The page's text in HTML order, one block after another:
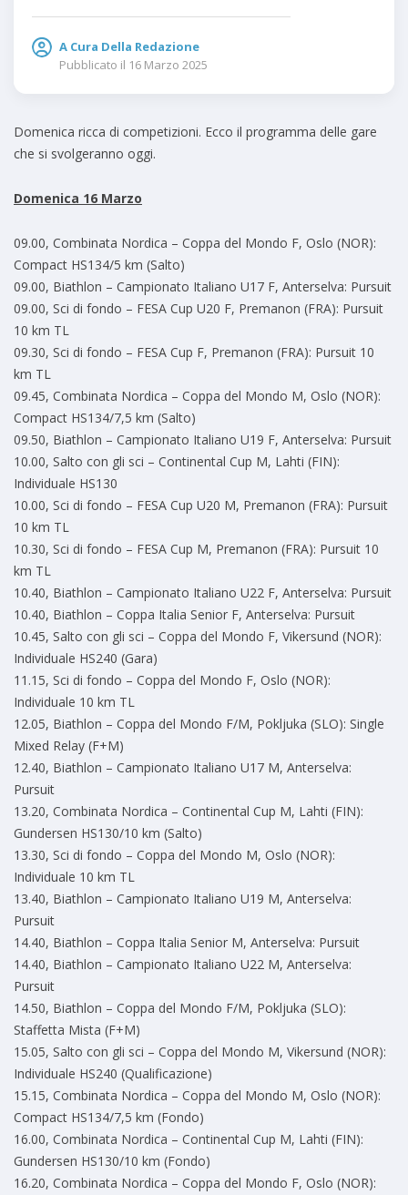
A Cura Della Redazione
Pubblicato il 16 Marzo 2025
Domenica ricca di competizioni. Ecco il programma delle gare
che si svolgeranno oggi.
Domenica 16 Marzo
09.00, Combinata Nordica – Coppa del Mondo F, Oslo (NOR):
Compact HS134/5 km (Salto)
09.00, Biathlon – Campionato Italiano U17 F, Anterselva: Pursuit
09.00, Sci di fondo – FESA Cup U20 F, Premanon (FRA): Pursuit
10 km TL
09.30, Sci di fondo – FESA Cup F, Premanon (FRA): Pursuit 10
km TL
09.45, Combinata Nordica – Coppa del Mondo M, Oslo (NOR):
Compact HS134/7,5 km (Salto)
09.50, Biathlon – Campionato Italiano U19 F, Anterselva: Pursuit
10.00, Salto con gli sci – Continental Cup M, Lahti (FIN):
Individuale HS130
10.00, Sci di fondo – FESA Cup U20 M, Premanon (FRA): Pursuit
10 km TL
10.30, Sci di fondo – FESA Cup M, Premanon (FRA): Pursuit 10
km TL
10.40, Biathlon – Campionato Italiano U22 F, Anterselva: Pursuit
10.40, Biathlon – Coppa Italia Senior F, Anterselva: Pursuit
10.45, Salto con gli sci – Coppa del Mondo F, Vikersund (NOR):
Individuale HS240 (Gara)
11.15, Sci di fondo – Coppa del Mondo F, Oslo (NOR):
Individuale 10 km TL
12.05, Biathlon – Coppa del Mondo F/M, Pokljuka (SLO): Single
Mixed Relay (F+M)
12.40, Biathlon – Campionato Italiano U17 M, Anterselva:
Pursuit
13.20, Combinata Nordica – Continental Cup M, Lahti (FIN):
Gundersen HS130/10 km (Salto)
13.30, Sci di fondo – Coppa del Mondo M, Oslo (NOR):
Individuale 10 km TL
13.40, Biathlon – Campionato Italiano U19 M, Anterselva:
Pursuit
14.40, Biathlon – Coppa Italia Senior M, Anterselva: Pursuit
14.40, Biathlon – Campionato Italiano U22 M, Anterselva:
Pursuit
14.50, Biathlon – Coppa del Mondo F/M, Pokljuka (SLO):
Staffetta Mista (F+M)
15.05, Salto con gli sci – Coppa del Mondo M, Vikersund (NOR):
Individuale HS240 (Qualificazione)
15.15, Combinata Nordica – Coppa del Mondo M, Oslo (NOR):
Compact HS134/7,5 km (Fondo)
16.00, Combinata Nordica – Continental Cup M, Lahti (FIN):
Gundersen HS130/10 km (Fondo)
16.20, Combinata Nordica – Coppa del Mondo F, Oslo (NOR):